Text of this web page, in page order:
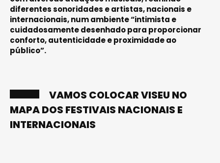
diferentes sonoridades e artistas, nacionais e
internacionais, num ambiente “intimista e
cuidadosamente desenhado para proporcionar
conforto, autenticidade e proximidade ao
público”.
VAMOS COLOCAR VISEU NO
MAPA DOS FESTIVAIS NACIONAIS E
INTERNACIONAIS